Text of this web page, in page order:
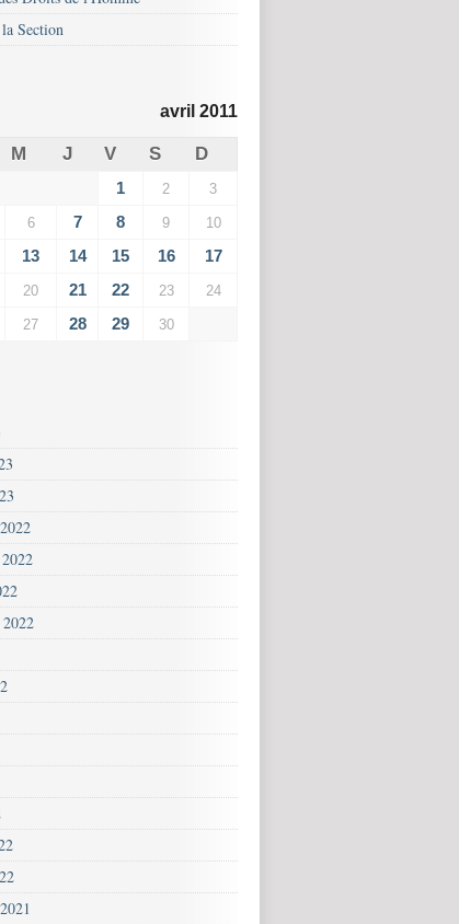
Section
avril 2011
M J V S D
1 2 3
6 7 8 9 10
13 14 15 16
17
20 21 22 23 24
27 28 29 30
2022